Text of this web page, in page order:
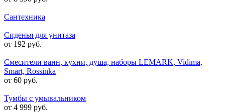
Сантехника
Сиденья для унитаза
от 192 руб.
Смесители ванн, кухни, душа, наборы LEMARK, Vidima,
Smart, Rossinka
от 60 руб.
Тумбы с умывальником
от 4 999 руб.